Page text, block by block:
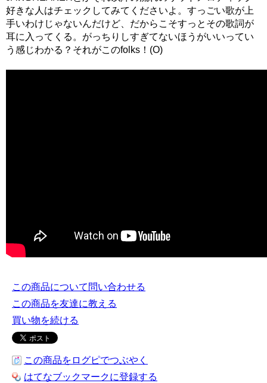
好きな人はチェックしてみてくださいよ。すっごい歌が上
手いわけじゃないんだけど、だからこそすっとその歌詞が
耳に入ってくる。がっちりしすぎてないほうがいいってい
う感じわかる？それがこのfolks！(O)
この商品について問い合わせる
この商品を友達に教える
買い物を続ける
この商品をログピでつぶやく
はてなブックマークに登録する